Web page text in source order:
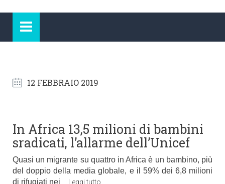
12 FEBBRAIO 2019
In Africa 13,5 milioni di bambini
sradicati, l’allarme dell’Unicef
Quasi un migrante su quattro in Africa è un bambino, più
del doppio della media globale, e il 59% dei 6,8 milioni
di rifugiati nei
Leggi tutto